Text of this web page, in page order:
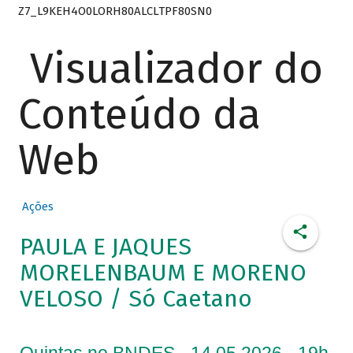
Z7_L9KEH4O0LORH80ALCLTPF80SN0
Visualizador do
Conteúdo da
Web
Ações
PAULA E JAQUES
MORELENBAUM E MORENO
VELOSO / Só Caetano